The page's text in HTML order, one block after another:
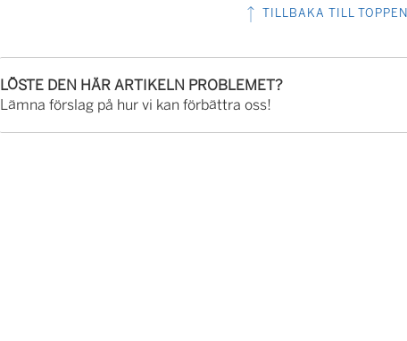
TILLBAKA TILL TOPPEN
LÖSTE DEN HÄR ARTIKELN PROBLEMET?
Lämna förslag på hur vi kan förbättra oss!